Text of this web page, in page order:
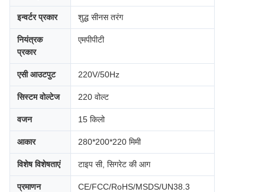
इन्वर्टर प्रकार शुद्ध सीनस तरंग
नियंत्रक
प्रकार
एमपीपीटी
एसी आउटपुट 220V/50Hz
सिस्टम वोल्टेज 220 वोल्ट
वजन 15 किलो
आकार 280*200*220 मिमी
विशेष विशेषताएं टाइप सी, सिगरेट की आग
प्रमाणन CE/FCC/RoHS/MSDS/UN38.3